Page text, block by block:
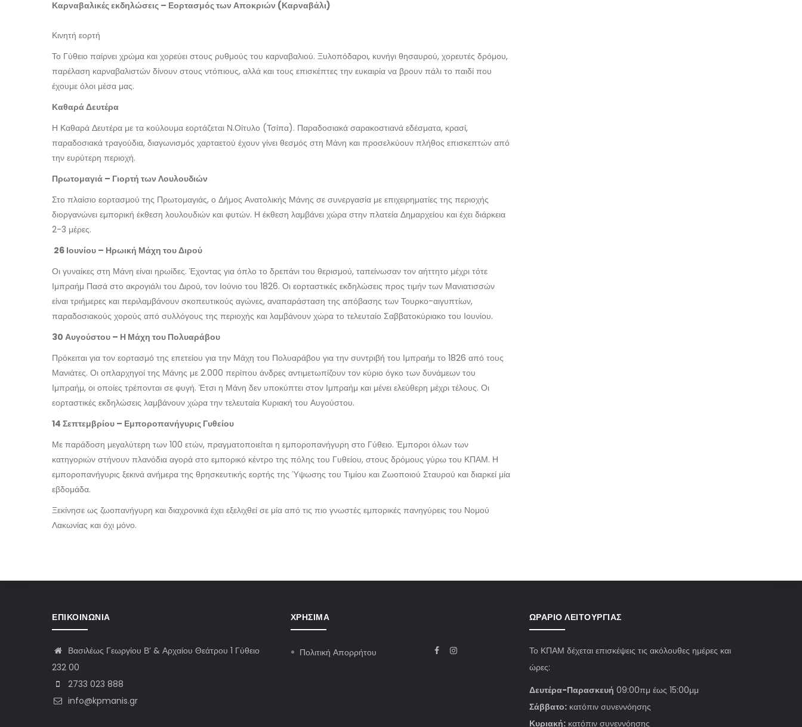
Καρναβαλικές εκδηλώσεις – Εορτασμός των Αποκριών (Καρναβάλι)
Κινητή εορτή
Το Γύθειο παίρνει χρώμα και χορεύει στους ρυθμούς του καρναβαλιού. Ξυλοπόδαροι, κυνήγι θησαυρού, χορευτές δρόμου,
παρέλαση καρναβαλιστών δίνουν στους ντόπιους, αλλά και τους επισκέπτες την ευκαιρία να βρουν πάλι το παιδί που
έχουμε όλοι μέσα μας.
Καθαρά Δευτέρα
Η Καθαρά Δευτέρα με τα κούλουμα εορτάζεται Ν.Οίτυλο (Τσίπα). Παραδοσιακά σαρακοστιανά εδέσματα, κρασί,
παραδοσιακά τραγούδια, διαγωνισμός χαρταετού έχουν γίνει θεσμός στη Μάνη και προσελκύουν πλήθος επισκεπτών από
την ευρύτερη περιοχή.
Πρωτομαγιά – Γιορτή των Λουλουδιών
Στο πλαίσιο εορτασμού της Πρωτομαγιάς, ο Δήμος Ανατολικής Μάνης σε συνεργασία με επιχειρηματίες της περιοχής
διοργανώνει εμπορική έκθεση λουλουδιών και φυτών. Η έκθεση λαμβάνει χώρα στην πλατεία Δημαρχείου και έχει διάρκεια
2-3 μέρες.
26 Ιουνίου – Ηρωική Μάχη του Διρού
Οι γυναίκες στη Μάνη είναι ηρωίδες. Έχοντας για όπλο το δρεπάνι του θερισμού, ταπείνωσαν τον αήττητο μέχρι τότε
Ιμπραήμ Πασά στο ακρογιάλι του Διρού, τον Ιούνιο του 1826. Οι εορταστικές εκδηλώσεις προς τιμήν των Μανιατισσών
είναι τριήμερες και περιλαμβάνουν σκοπευτικούς αγώνες, αναπαράσταση της απόβασης των Τουρκο-αιγυπτίων,
παραδοσιακούς χορούς από συλλόγους της περιοχής και λαμβάνουν χώρα το τελευταίο Σαββατοκύριακο του Ιουνίου.
30 Αυγούστου – Η Μάχη του Πολυαράβου
Πρόκειται για τον εορτασμό της επετείου για την Μάχη του Πολυαράβου για την συντριβή του Ιμπραήμ το 1826 από τους
Μανιάτες. Οι οπλαρχηγοί της Μάνης με 2.000 περίπου άνδρες αντιμετωπίζουν τον κύριο όγκο των δυνάμεων του
Ιμπραήμ, οι οποίες τρέπονται σε φυγή. Έτσι η Μάνη δεν υποκύπτει στον Ιμπραήμ και μένει ελεύθερη μέχρι τέλους. Οι
εορταστικές εκδηλώσεις λαμβάνουν χώρα την τελευταία Κυριακή του Αυγούστου.
14 Σεπτεμβρίου – Εμποροπανήγυρις Γυθείου
Με παράδοση μεγαλύτερη των 100 ετών, πραγματοποιείται η εμποροπανήγυρη στο Γύθειο. Έμποροι όλων των
κατηγοριών στήνουν πλανόδια αγορά στο εμπορικό κέντρο της πόλης του Γυθείου, στους δρόμους γύρω του ΚΠΑΜ. Η
εμποροπανήγυρις ξεκινά ανήμερα της θρησκευτικής εορτής της Ύψωσης του Τιμίου και Ζωοποιού Σταυρού και διαρκεί μία
εβδομάδα.
Ξεκίνησε ως ζωοπανήγυρη και διαχρονικά έχει εξελιχθεί σε μία από τις πιο γνωστές εμπορικές πανηγύρεις του Νομού
Λακωνίας και όχι μόνο.
ΕΠΙΚΟΙΝΩΝΊΑ
Βασιλέως Γεωργίου Β’ & Αρχαίου Θεάτρου 1 Γύθειο
232 00
2733 023 888
info@kpmanis.gr
ΧΡΉΣΙΜΑ
Πολιτική Απορρήτου
ΩΡΆΡΙΟ ΛΕΙΤΟΥΡΓΊΑΣ
Το ΚΠΑΜ δέχεται επισκέψεις τις ακόλουθες ημέρες και
ώρες:
Δευτέρα-Παρασκευή 09:00πμ έως 15:00μμ
Σάββατο:κατόπιν συνεννόησης
Κυριακή:κατόπιν συνεννόησης